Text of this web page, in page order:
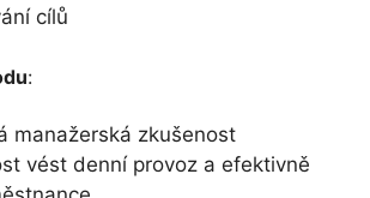
cílů
:
manažerská zkušenost
vést denní provoz a efektivně